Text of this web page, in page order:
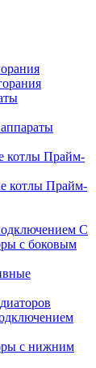
котлы Прайм-
котлы Прайм-
C
c боковым
c нижним